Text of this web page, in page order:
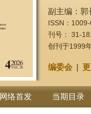
副主编：郭
ISSN：
刊号： 31-
创刊于1999
编委会
网络首发 当期目录